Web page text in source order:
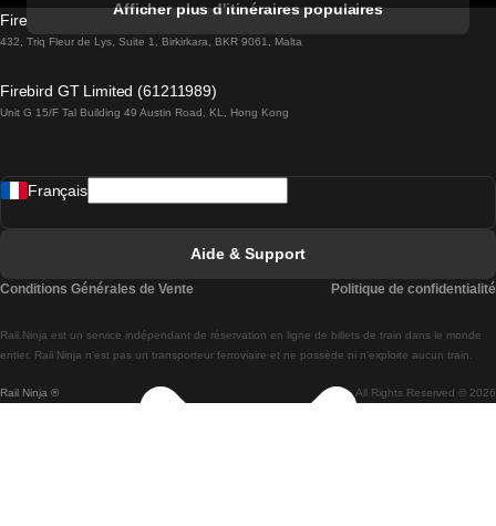
Trains de Lisbonne à Lagos
Trains de Lisbonne à Madrid
Trains de Lisbonne à Braga
Trains de Braga à Lisbonne
Afficher plus d'itinéraires populaires
Firebird GT Limited (OC 1451)
432, Triq Fleur de Lys, Suite 1, Birkirkara, BKR 9061, Malta
Firebird GT Limited (61211989)
Unit G 15/F Tal Building 49 Austin Road, KL, Hong Kong
Rail Ninja ® All Rights Reserved © 2026
Rail.Ninja est un service indépendant de réservation en ligne de billets de train dans le monde
entier. Rail Ninja n'est pas un transporteur ferroviaire et ne possède ni n'exploite aucun train.
Français
Aide & Support
Conditions Générales de Vente Politique de confidentialité